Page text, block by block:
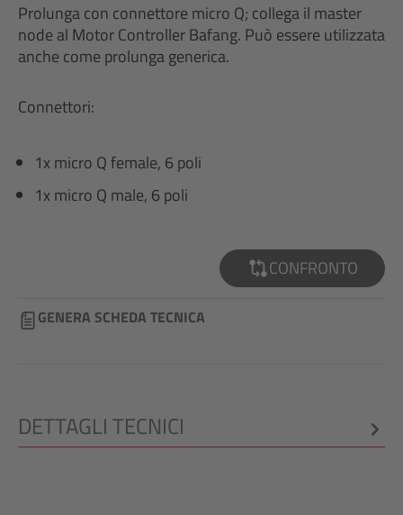
Prolunga con connettore micro Q; collega il master
node al Motor Controller Bafang. Può essere utilizzata
anche come prolunga generica.
Connettori:
1x micro Q female, 6 poli
1x micro Q male, 6 poli
CONFRONTO
GENERA SCHEDA TECNICA
DETTAGLI TECNICI